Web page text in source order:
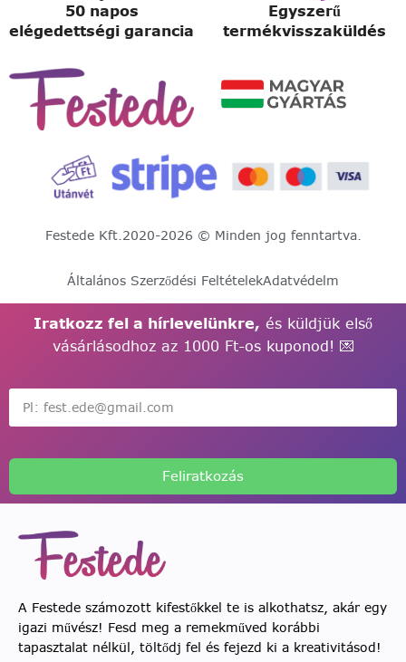
50 napos
elégedettségi garancia
Egyszerű
termékvisszaküldés
Festede Kft.2020-2026 © Minden jog fenntartva.
Általános Szerződési FeltételekAdatvédelm
Iratkozz fel a hírlevelünkre, és küldjük első
vásárlásodhoz az 1000 Ft-os kuponod! 💌
Feliratkozás
A Festede számozott kifestőkkel te is alkothatsz, akár egy
igazi művész! Fesd meg a remekműved korábbi
tapasztalat nélkül, töltődj fel és fejezd ki a kreativitásod!